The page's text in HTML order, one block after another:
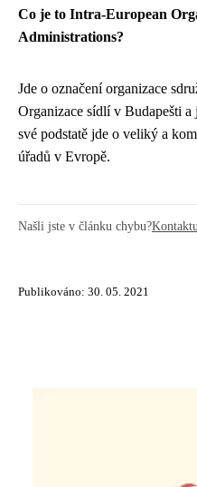
Co je to Intra-European
Administrations?
Jde o označení organizace
Organizace sídlí v Budapešti
své podstatě jde o veliký a
úřadů v Evropě.
Našli jste v článku chybu?
Publikováno: 30. 05. 2021